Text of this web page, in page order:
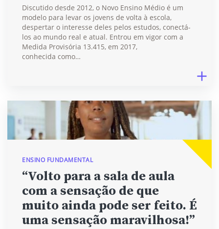
Discutido desde 2012, o Novo Ensino Médio é um
modelo para levar os jovens de volta à escola,
despertar o interesse deles pelos estudos, conectá-
los ao mundo real e atual. Entrou em vigor com a
Medida Provisória 13.415, em 2017,
conhecida como…
ENSINO FUNDAMENTAL
“Volto para a sala de aula
com a sensação de que
muito ainda pode ser feito. É
uma sensação maravilhosa!”